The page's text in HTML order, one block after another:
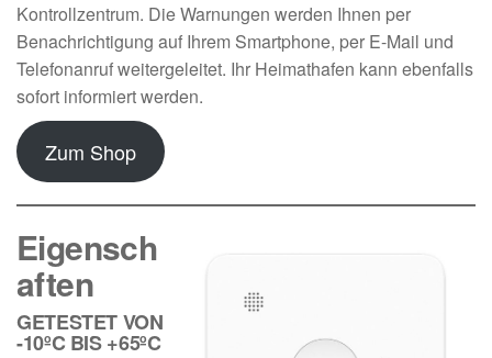
Kontrollzentrum. Die Warnungen werden Ihnen per
Benachrichtigung auf Ihrem Smartphone, per E-Mail und
Telefonanruf weitergeleitet. Ihr Heimathafen kann ebenfalls
sofort informiert werden.
Zum Shop
Eigensch
aften
GETESTET VON
-10ºC BIS +65ºC